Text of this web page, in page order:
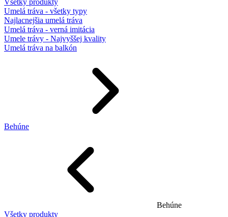
Všetky produkty
Umelá tráva - všetky typy
Najlacnejšia umelá tráva
Umelá tráva - verná imitácia
Umele trávy - Najvyššej kvality
Umelá tráva na balkón
Behúne
Behúne
Všetky produkty